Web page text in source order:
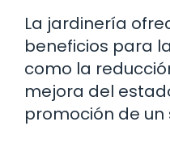
La jardinería
beneficios para
como la
mejora del
promoción de